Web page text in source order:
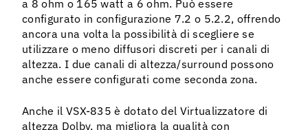
a 8 ohm o 165 watt a 6 ohm. Può essere
configurato in configurazione 7.2 o 5.2.2, offrendo
ancora una volta la possibilità di scegliere se
utilizzare o meno diffusori discreti per i canali di
altezza. I due canali di altezza/surround possono
anche essere configurati come seconda zona.
Anche il VSX-835 è dotato del Virtualizzatore di
altezza Dolby, ma migliora la qualità con